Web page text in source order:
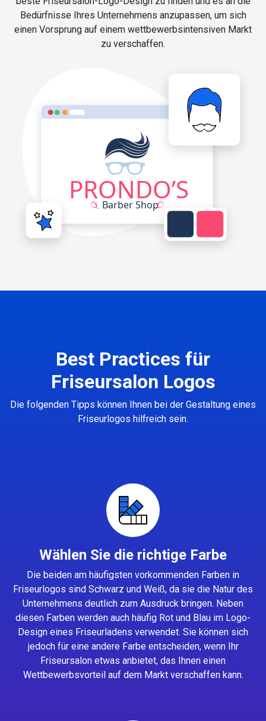
Bedürfnisse Ihres Unternehmens anzupassen, um sich
einen Vorsprung auf einem wettbewerbsintensiven Markt
zu verschaffen.
Best Practices für
Friseursalon Logos
Die folgenden Tipps können Ihnen bei der Gestaltung eines
Friseurlogos hilfreich sein.
Wählen Sie die richtige Farbe
Die beiden am häufigsten vorkommenden Farben in
Friseurlogos sind Schwarz und Weiß, da sie die Natur des
Unternehmens deutlich zum Ausdruck bringen. Neben
diesen Farben werden auch häufig Rot und Blau im Logo-
Design eines Friseurladens verwendet. Sie können sich
jedoch für eine andere Farbe entscheiden, wenn Ihr
Friseursalon etwas anbietet, das Ihnen einen
Wettbewerbsvorteil auf dem Markt verschaffen kann.